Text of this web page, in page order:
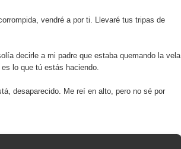
vendré a por ti. Llevaré tus tripas de
decirle a mi padre que estaba quemando la vela
lo que tú estás haciendo.
desaparecido. Me reí en alto, pero no sé por